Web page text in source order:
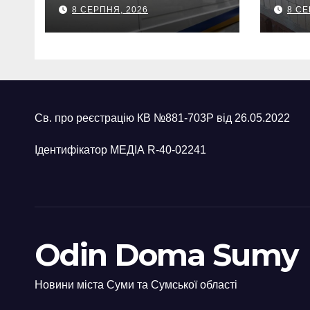
120-мм міну
8 СЕРПНЯ, 2026 8
Св. про реєстрацію КВ №881-703Р від 26.05.2022
Ідентифікатор МЕДІА R-40-02241
Odin Doma Sumy
Новини міста Суми та Сумської області